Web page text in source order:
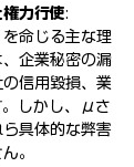
力行使:
命じる主な理
企業秘密の漏
信用毀損、業
。しかし、μさ
具体的な弊害
。